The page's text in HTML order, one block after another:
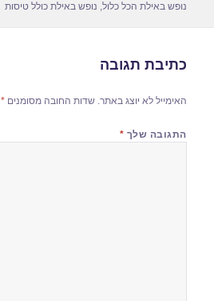
נופש באילת הכל כלול, נופש באילת כולל טיסות
כתיבת תגובה
האימייל לא יוצג באתר. שדות החובה מסומנים*
התגובה שלך *